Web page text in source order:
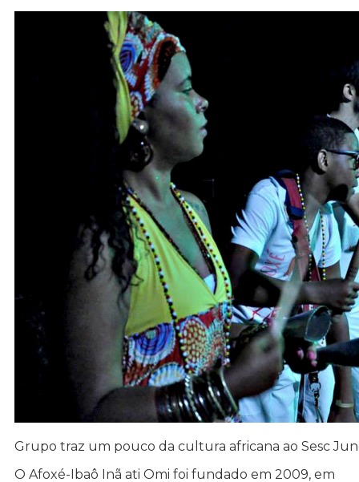
Grupo traz um pouco da cultura africana ao Sesc
O Afoxé-Ibaô Inã ati Omi foi fundado em 2009, em